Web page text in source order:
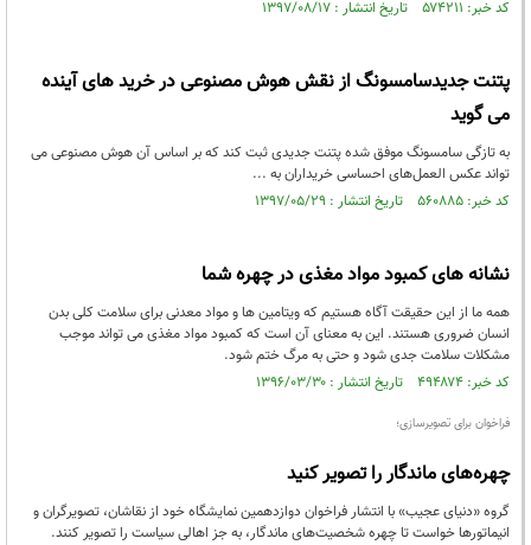
کد خبر: ۵۷۴۲۱۱ تاریخ انتشار : ۱۳۹۷/۰۸/۱۷
پتنت جدیدسامسونگ از نقش هوش مصنوعی در خرید های آینده
می گوید
به تازگی سامسونگ موفق شده پتنت جدیدی ثبت کند که بر اساس آن هوش مصنوعی می
تواند عکس‌ العمل‌های احساسی خریداران به ...
کد خبر: ۵۶۰۸۸۵ تاریخ انتشار : ۱۳۹۷/۰۵/۲۹
نشانه های کمبود مواد مغذی در چهره شما
همه ما از این حقیقت آگاه هستیم که ویتامین ها و مواد معدنی برای سلامت کلی بدن
انسان ضروری هستند. این به معنای آن است که کمبود مواد مغذی می تواند موجب
مشکلات سلامت جدی شود و حتی به مرگ ختم شود.
کد خبر: ۴۹۴۸۷۴ تاریخ انتشار : ۱۳۹۶/۰۳/۳۰
فراخوان برای تصویرسازی؛
چهره‌های ماندگار را تصویر کنید
گروه «دنیای عجیب» با انتشار فراخوان دوازدهمین نمایشگاه خود از نقاشان، تصویرگران و
انیماتورها خواست تا چهره شخصیت‌های ماندگار، به جز اهالی سیاست را تصویر کنند.